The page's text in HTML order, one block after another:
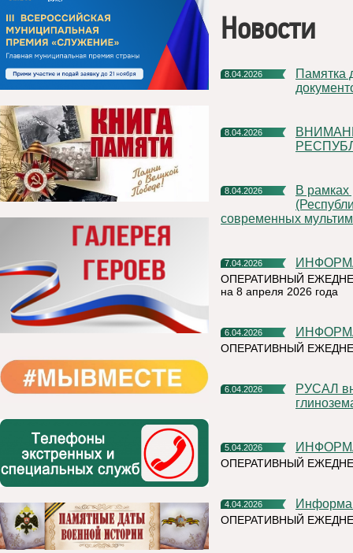
Новости
8.04.2026
Памятка для корректного оформления платежных
8.04.2026
ВНИМАНИЕ! ГОСУДАРСТВЕННАЯ ИНСПЕКЦИЯ ТРУДА В
8.04.2026
В рамках регионального проекта «Все лучшее детям
современных
7.04.2026
ОПЕРАТИВНЫЙ
на 8 апреля 2026 года
6.04.2026
ОПЕРАТИВНЫЙ
6.04.2026
РУСАЛ внедрил нейронные сети для повышения качества
5.04.2026
ОПЕРАТИВНЫЙ
4.04.2026
ОПЕРАТИВНЫЙ